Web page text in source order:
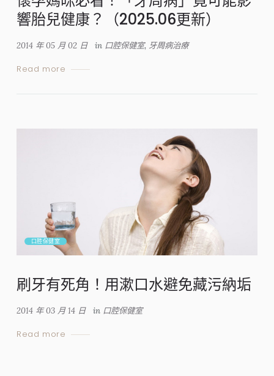
響胎兒健康？（2025.06更新）
2014 年 05 月 02 日 in 口腔保健室, 牙周病治療
Read more
口腔保健室
刷牙有死角！用漱口水避免藏污納垢
2014 年 03 月 14 日 in 口腔保健室
Read more